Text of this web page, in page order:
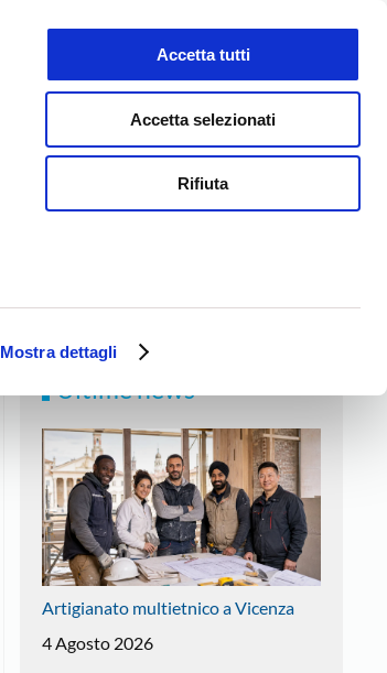
Mostra dettagli
Accetta tutti
Accetta selezionati
Rifiuta
CONTATTI
Ultime news
Artigianato multietnico a Vicenza
4 Agosto 2026